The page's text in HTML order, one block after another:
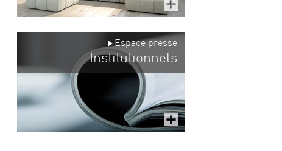
Espace presse
Institutionnels